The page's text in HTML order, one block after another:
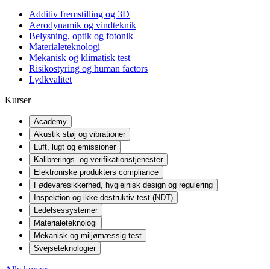
Additiv fremstilling og 3D
Aerodynamik og vindteknik
Belysning, optik og fotonik
Materialeteknologi
Mekanisk og klimatisk test
Risikostyring og human factors
Lydkvalitet
Kurser
Academy
Akustik støj og vibrationer
Luft, lugt og emissioner
Kalibrerings- og verifikationstjenester
Elektroniske produkters compliance
Fødevaresikkerhed, hygiejnisk design og regulering
Inspektion og ikke-destruktiv test (NDT)
Ledelsessystemer
Materialeteknologi
Mekanisk og miljømæssig test
Svejseteknologier